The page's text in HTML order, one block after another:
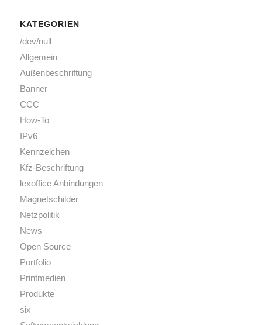
KATEGORIEN
/dev/null
Allgemein
Außenbeschriftung
Banner
CCC
How-To
IPv6
Kennzeichen
Kfz-Beschriftung
lexoffice Anbindungen
Magnetschilder
Netzpolitik
News
Open Source
Portfolio
Printmedien
Produkte
six